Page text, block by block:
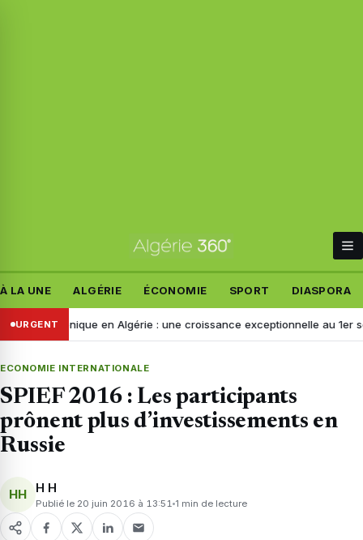
À LA UNE ALGÉRIE ÉCONOMIE SPORT DIASPORA
URGENT
électronique en Algérie : une croissance exceptionnelle au 1er
ECONOMIE INTERNATIONALE
SPIEF 2016 : Les participants
prônent plus d’investissements en
Russie
HH H H
Publié le 20 juin 2016 à 13:51 1 min de lecture